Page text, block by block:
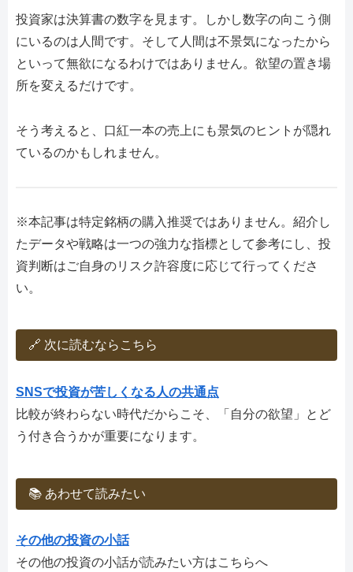
投資家は決算書の数字を見ます。しかし数字の向こう側
にいるのは人間です。そして人間は不景気になったから
といって無欲になるわけではありません。欲望の置き場
所を変えるだけです。
そう考えると、口紅一本の売上にも景気のヒントが隠れ
ているのかもしれません。
※本記事は特定銘柄の購入推奨ではありません。紹介し
たデータや戦略は一つの強力な指標として参考にし、投
資判断はご自身のリスク許容度に応じて行ってくださ
い。
🔗 次に読むならこちら
SNSで投資が苦しくなる人の共通点
比較が終わらない時代だからこそ、「自分の欲望」とど
う付き合うかが重要になります。
📚 あわせて読みたい
その他の投資の小話
その他の投資の小話が読みたい方はこちらへ